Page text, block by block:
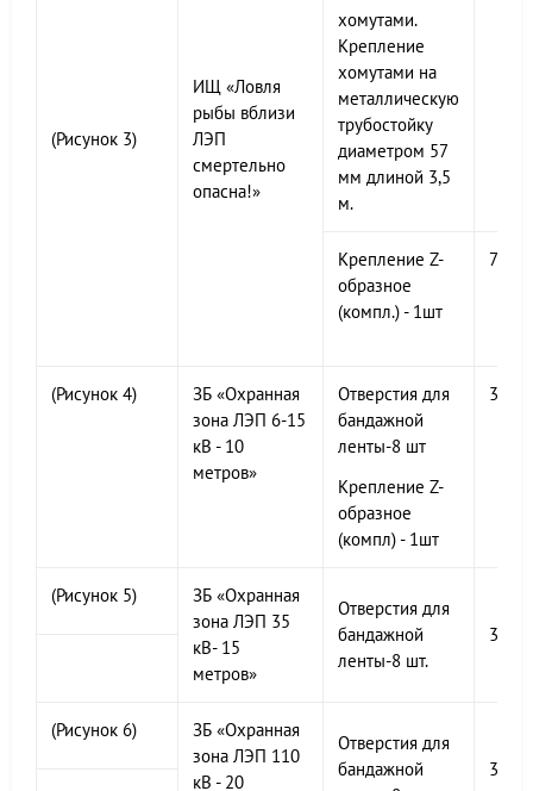
(Рисунок 3)
ИЩ «Ловля
рыбы вблизи
ЛЭП
смертельно
опасна!»
хомутами.
Крепление
хомутами на
металлическую
трубостойку
диаметром 57
мм длиной 3,5
м.
Крепление Z-
образное
(компл.) - 1шт
(Рисунок 4)
ЗБ «Охранная
зона ЛЭП 6-15
кВ - 10
метров»
Отверстия для
бандажной
ленты-8 шт
Крепление Z-
образное
(компл) - 1шт
(Рисунок 5)
ЗБ «Охранная
зона ЛЭП 35
кВ- 15
метров»
Отверстия для
бандажной
ленты-8 шт.
(Рисунок 6)
ЗБ «Охранная
зона ЛЭП 110
кВ - 20
Отверстия для
бандажной